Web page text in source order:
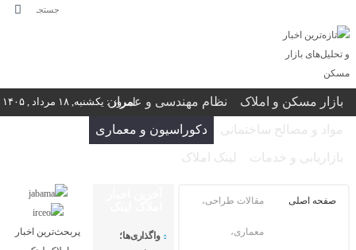
بازار مسکن و املاک نظام مهندسی و عمران
مواد و مصالح ساختمانی دکوراسیون و معماری
بازاریابی و خدمات لینک املاک
امروز : یکشنبه, ۱۸ مرداد , ۱۴۰۵
صفحه اصلی مقالات طراحی،
معماری،
واگذاری‌ها؛
پربحث‌ترین اخبار